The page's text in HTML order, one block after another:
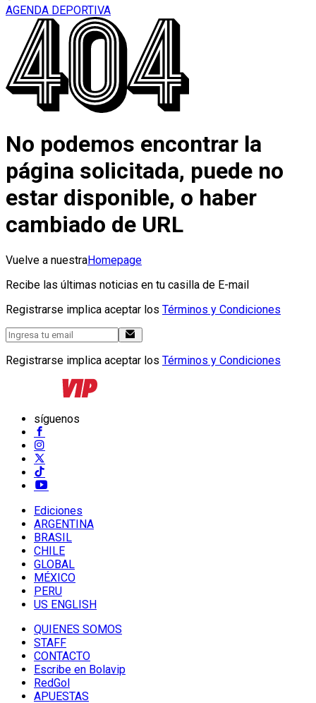
AGENDA DEPORTIVA
No podemos encontrar la
página solicitada, puede no
estar disponible, o haber
cambiado de URL
Vuelve a nuestraHomepage
Recibe las últimas noticias en tu casilla de E-mail
Registrarse implica aceptar los Términos y Condiciones
Registrarse implica aceptar los Términos y Condiciones
síguenos
Ediciones
ARGENTINA
BRASIL
CHILE
GLOBAL
MÉXICO
PERU
US ENGLISH
QUIENES SOMOS
STAFF
CONTACTO
Escribe en Bolavip
RedGol
APUESTAS